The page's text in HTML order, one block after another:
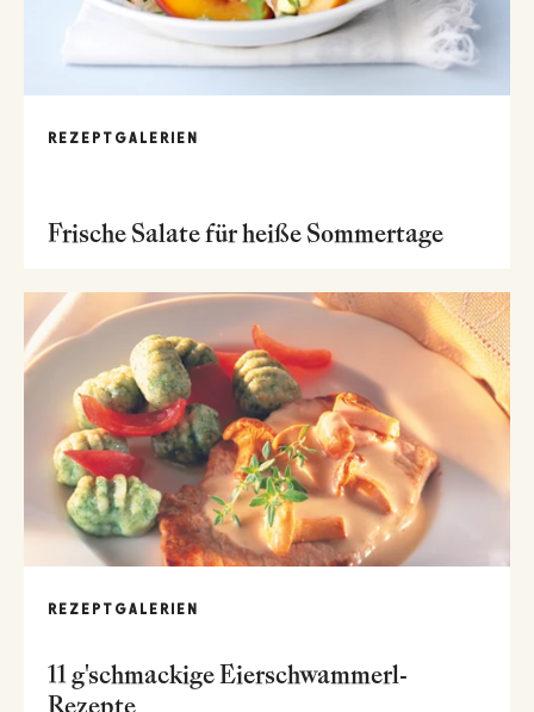
REZEPTGALERIEN
Frische Salate für heiße Sommertage
REZEPTGALERIEN
11 g'schmackige Eierschwammerl-
Rezepte